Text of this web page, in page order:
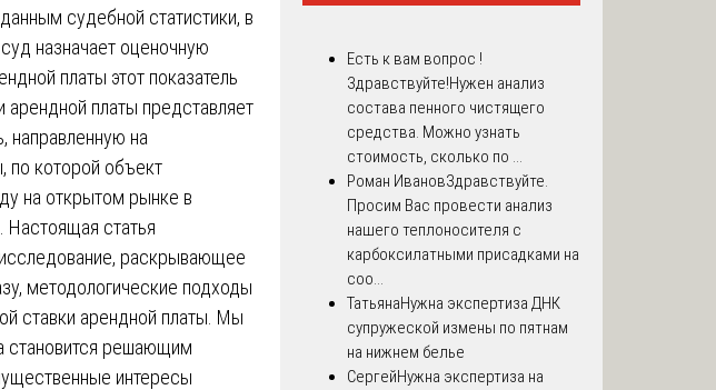
судебной статистики, в
назначает оценочную
платы этот показатель
арендной платы представляет
направленную на
по которой объект
на открытом рынке в
Настоящая статья
раскрывающее
методологические подходы
ставки арендной платы. Мы
становится решающим
интересы
Есть к вам вопрос !
Здравствуйте!Нужен анализ
состава пенного чистящего
средства. Можно узнать
стоимость, сколько по ...
Роман ИвановЗдравствуйте.
Просим Вас провести анализ
нашего теплоносителя с
карбоксилатными присадками на
соо...
ТатьянаНужна экспертиза ДНК
супружеской измены по пятнам
на нижнем белье
СергейНужна экспертиза на